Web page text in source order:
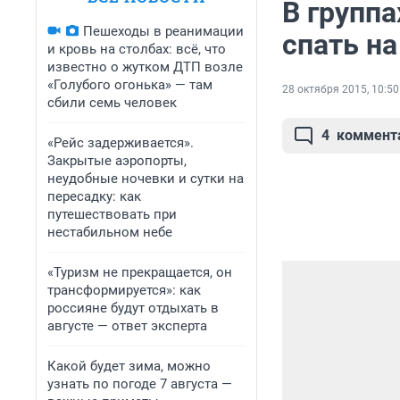
Пешеходы в реанимации
и кровь на столбах: всё, что
известно о жутком ДТП возле
«Голубого огонька» — там
сбили семь человек
«Рейс задерживается».
Закрытые аэропорты,
неудобные ночевки и сутки на
пересадку: как
путешествовать при
нестабильном небе
«Туризм не прекращается, он
трансформируется»: как
россияне будут отдыхать в
августе — ответ эксперта
Какой будет зима, можно
узнать по погоде 7 августа —
В
спать
28 октября 2015, 10:50
4